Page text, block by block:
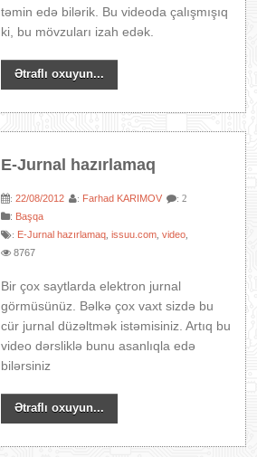
təmin edə bilərik. Bu videoda çalışmışıq
ki, bu mövzuları izah edək.
Ətraflı oxuyun...
E-Jurnal hazırlamaq
:22/08/2012 : Farhad KARIMOV : 2
: Başqa
: E-Jurnal hazırlamaq ,issuu.com ,video
8767
Bir çox saytlarda elektron jurnal
görmüsünüz. Bəlkə çox vaxt sizdə bu
cür jurnal düzəltmək istəmisiniz. Artıq bu
video dərsliklə bunu asanlıqla edə
bilərsiniz
Ətraflı oxuyun...